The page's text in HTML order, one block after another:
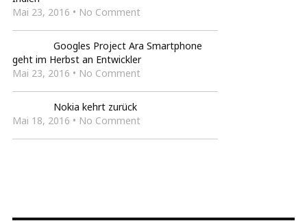
Mai 23, 2016 • No Comment
Googles Project Ara Smartphone
geht im Herbst an Entwickler
Mai 23, 2016 • No Comment
Nokia kehrt zurück
Mai 18, 2016 • No Comment